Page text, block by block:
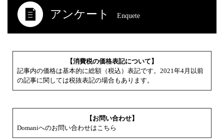
アンケート Enquete
【消費税の価格表記について】
記事内の価格は基本的に総額（税込）表記です。2021年4月以前
の記事に関しては税抜表記の場合もあります。
【お問い合わせ】
Domaniへのお問い合わせはこちら